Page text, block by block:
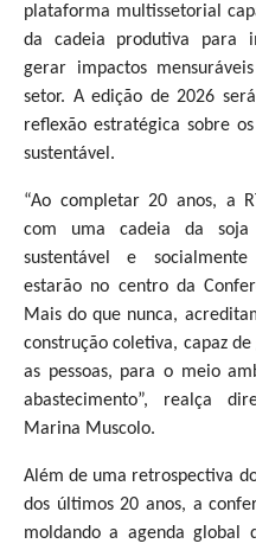
plataforma multissetorial
da cadeia produtiva para
gerar impactos
setor. A edição de 2026
reflexão estratégica sobre
sustentável.
“Ao completar 20 anos, a
com uma cadeia da soja
sustentável e socialmente
estarão no centro da
Mais do que nunca,
construção coletiva, capaz
as pessoas, para o meio
abastecimento”, realça
Marina Muscolo.
Além de uma retrospectiva
dos últimos 20 anos, a
moldando a agenda global